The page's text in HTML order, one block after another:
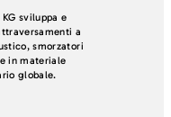
KG sviluppa e
a
smorzatori
in materiale
globale.